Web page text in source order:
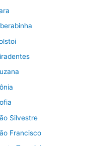
Silvestre
Francisco